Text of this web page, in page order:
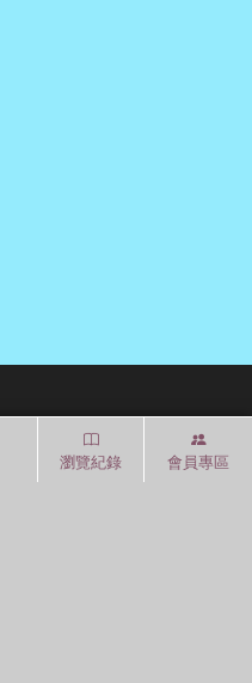
瀏覽紀錄 會員專區
人才招募
圖書分類法